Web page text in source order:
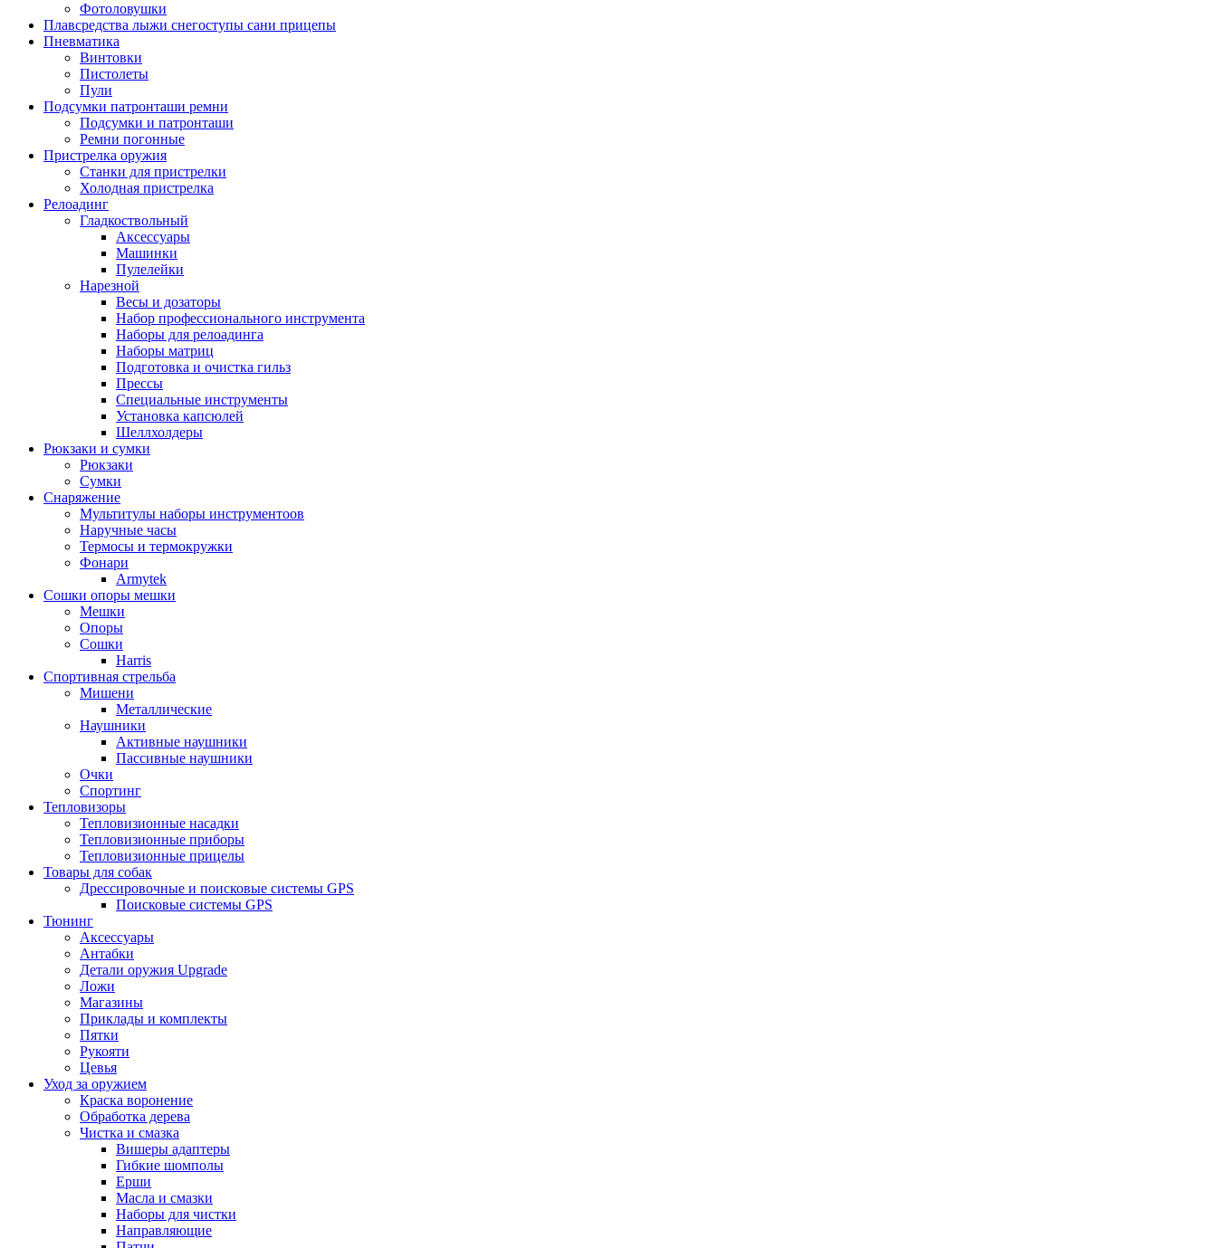
Фотоловушки
Плавсредства лыжи снегоступы сани прицепы
Пневматика
Винтовки
Пистолеты
Пули
Подсумки патронташи ремни
Подсумки и патронташи
Ремни погонные
Пристрелка оружия
Станки для пристрелки
Холодная пристрелка
Релоадинг
Гладкоствольный
Аксессуары
Машинки
Пулелейки
Нарезной
Весы и дозаторы
Набор профессионального инструмента
Наборы для релоадинга
Наборы матриц
Подготовка и очистка гильз
Прессы
Специальные инструменты
Установка капсюлей
Шеллхолдеры
Рюкзаки и сумки
Рюкзаки
Сумки
Снаряжение
Мультитулы наборы инструментоов
Наручные часы
Термосы и термокружки
Фонари
Armytek
Сошки опоры мешки
Мешки
Опоры
Сошки
Harris
Спортивная стрельба
Мишени
Металлические
Наушники
Активные наушники
Пассивные наушники
Очки
Спортинг
Тепловизоры
Тепловизионные насадки
Тепловизионные приборы
Тепловизионные прицелы
Товары для собак
Дрессировочные и поисковые системы GPS
Поисковые системы GPS
Тюнинг
Аксессуары
Антабки
Детали оружия Upgrade
Ложи
Магазины
Приклады и комплекты
Пятки
Рукояти
Цевья
Уход за оружием
Краска воронение
Обработка дерева
Чистка и смазка
Вишеры адаптеры
Гибкие шомполы
Ерши
Масла и смазки
Наборы для чистки
Направляющие